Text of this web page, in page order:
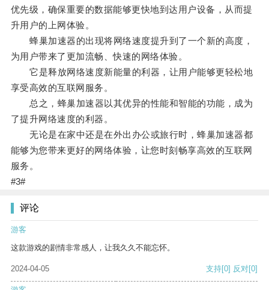
优先级，确保重要的数据能够更快地到达用户设备，从而提
升用户的上网体验。
蜂巢加速器的出现将网络速度提升到了一个新的高度，
为用户带来了更加流畅、快速的网络体验。
它是释放网络速度新能量的利器，让用户能够更轻松地
享受高效的互联网服务。
总之，蜂巢加速器以其优异的性能和智能的功能，成为
了提升网络速度的利器。
无论是在家中还是在外出办公或旅行时，蜂巢加速器都
能够为您带来更好的网络体验，让您时刻畅享高效的互联网
服务。
#3#
评论
游客
这款游戏的剧情非常感人，让我久久不能忘怀。
2024-04-05 支持[0] 反对[0]